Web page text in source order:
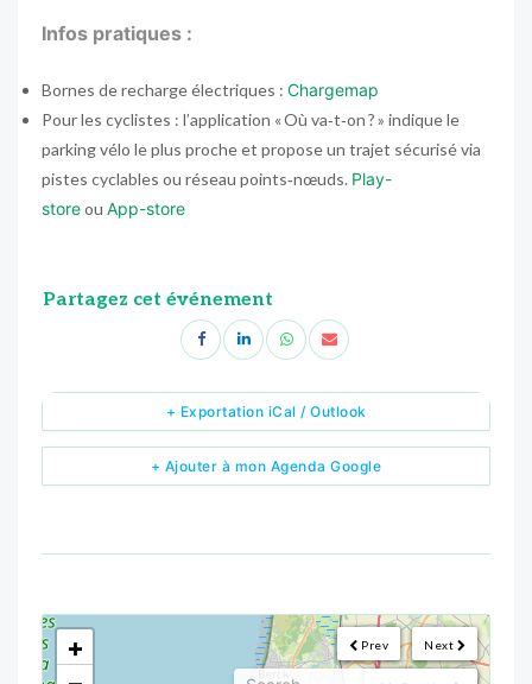
Infos pratiques :
Bornes de recharge électriques : Chargemap
Pour les cyclistes : l’application « Où va‑t‑on ? » indique le
parking vélo le plus proche et propose un trajet sécurisé via
pistes cyclables ou réseau points‑nœuds. Play-
storeou App-store
Partagez cet événement
+ Ajouter à mon Agenda Google
+ Exportation iCal / Outlook
Next
Prev
<!---->
+